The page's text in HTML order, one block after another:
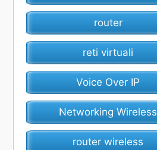
router
reti virtuali
Voice Over IP
Networking Wireless
router wireless